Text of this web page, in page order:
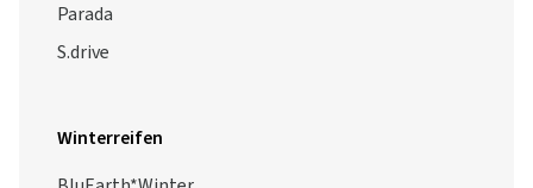
Parada
S.drive
Winterreifen